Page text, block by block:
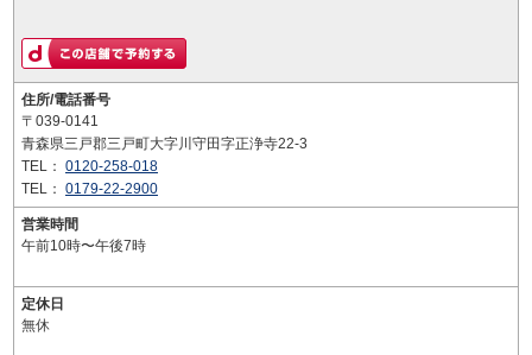
住所/電話番号
〒039-0141
青森県三戸郡三戸町大字川守田字正浄寺22-3
TEL： 0120-258-018
TEL： 0179-22-2900
営業時間
午前10時〜午後7時
定休日
無休